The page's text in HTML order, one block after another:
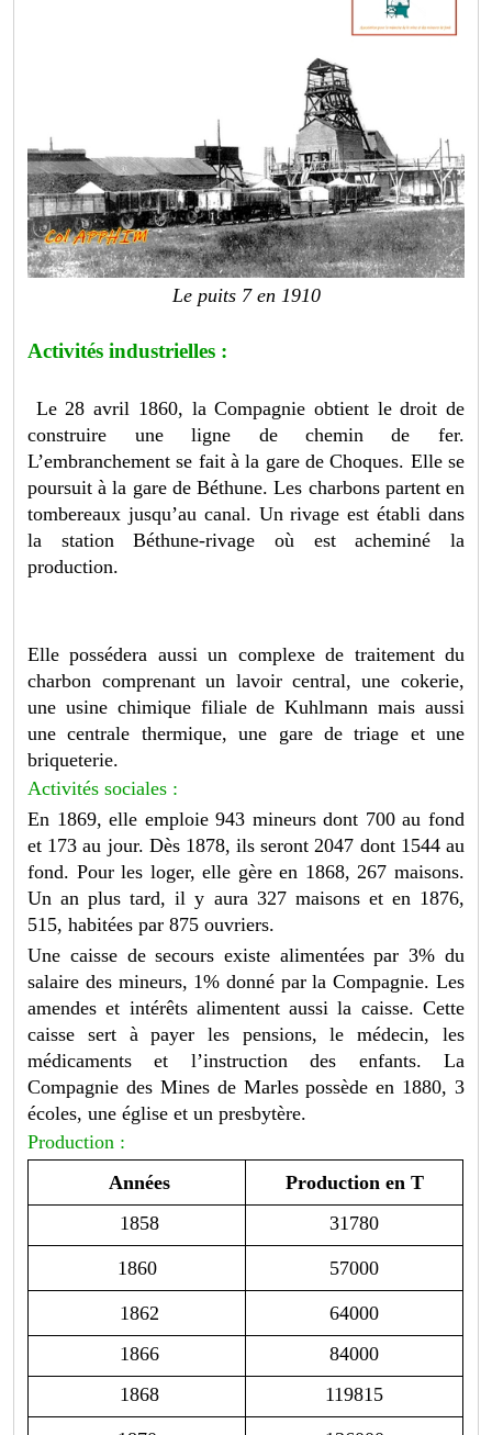
Le puits 7 en 1910
Activités industrielles :
Le 28 avril 1860, la Compagnie obtient le droit de
construire une ligne de chemin de fer.
L’embranchement se fait à la gare de Choques. Elle se
poursuit à la gare de Béthune. Les charbons partent en
tombereaux jusqu’au canal. Un rivage est établi dans
la station Béthune-rivage où est acheminé la
production.
Elle possédera aussi un complexe de traitement du
charbon comprenant un lavoir central, une cokerie,
une usine chimique filiale de Kuhlmann mais aussi
une centrale thermique, une gare de triage et une
briqueterie.
Activités sociales :
En 1869, elle emploie 943 mineurs dont 700 au fond
et 173 au jour. Dès 1878, ils seront 2047 dont 1544 au
fond. Pour les loger, elle gère en 1868, 267 maisons.
Un an plus tard, il y aura 327 maisons et en 1876,
515, habitées par 875 ouvriers.
Une caisse de secours existe alimentées par 3% du
salaire des mineurs, 1% donné par la Compagnie. Les
amendes et intérêts alimentent aussi la caisse. Cette
caisse sert à payer les pensions, le médecin, les
médicaments et l’instruction des enfants. La
Compagnie des Mines de Marles possède en 1880, 3
écoles, une église et un presbytère.
Production :
Années
Production en T
1858
31780
1860 57000
1862
64000
1866
84000
1868
119815